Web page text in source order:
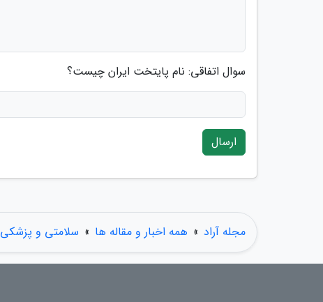
سوال اتفاقی: نام پایتخت ایران چیست؟
ارسال
مجله آراد » همه اخبار و مقاله ها » سلامتی و پزشکی